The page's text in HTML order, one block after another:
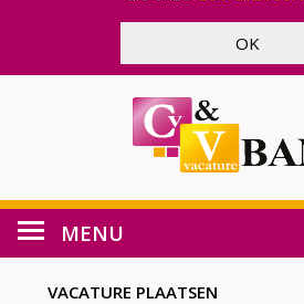
MENU
VACATURE PLAATSEN